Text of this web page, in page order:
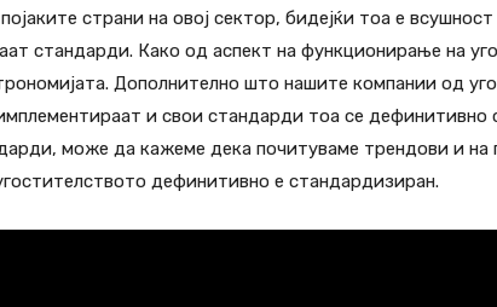
страни на овој сектор, бидејќи тоа е
стандарди. Како од аспект на функционирање на
Дополнително што нашите компании од
и свои стандарди тоа се
може да кажеме дека почитуваме трендови и на
дефинитивно е стандардизиран.